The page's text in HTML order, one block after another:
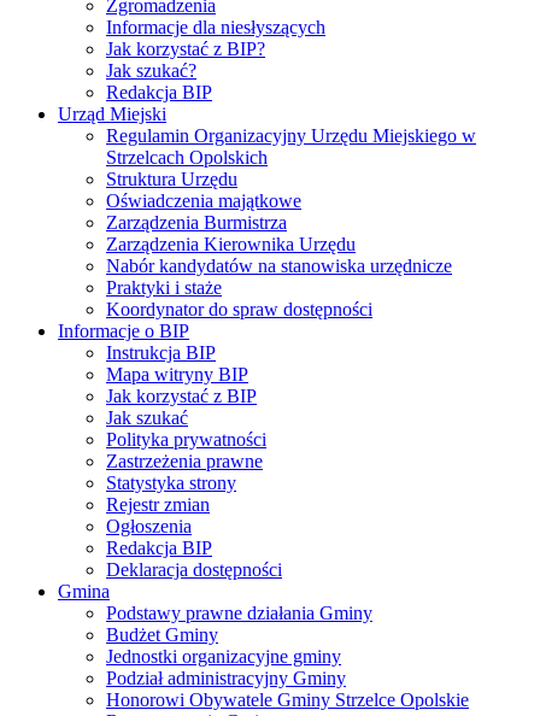
Zgromadzenia
Informacje dla niesłyszących
Jak korzystać z BIP?
Jak szukać?
Redakcja BIP
Urząd Miejski
Regulamin Organizacyjny Urzędu Miejskiego w
Strzelcach Opolskich
Struktura Urzędu
Oświadczenia majątkowe
Zarządzenia Burmistrza
Zarządzenia Kierownika Urzędu
Nabór kandydatów na stanowiska urzędnicze
Praktyki i staże
Koordynator do spraw dostępności
Informacje o BIP
Instrukcja BIP
Mapa witryny BIP
Jak korzystać z BIP
Jak szukać
Polityka prywatności
Zastrzeżenia prawne
Statystyka strony
Rejestr zmian
Ogłoszenia
Redakcja BIP
Deklaracja dostępności
Gmina
Podstawy prawne działania Gminy
Budżet Gminy
Jednostki organizacyjne gminy
Podział administracyjny Gminy
Honorowi Obywatele Gminy Strzelce Opolskie